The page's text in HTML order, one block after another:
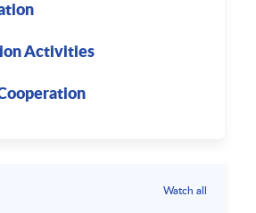
Activities
Watch all